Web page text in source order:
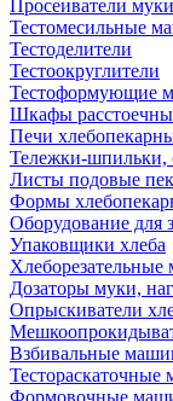
Просеиватели муки
Тестомесильные
Тестоделители
Тестоокруглители
Тестоформующие
Шкафы
Печи
Тележки-шпильки,
Листы подовые
Формы
Оборудование для
Упаковщики хлеба
Дозаторы муки,
Опрыскиватели
Взбивальные
Формовочные